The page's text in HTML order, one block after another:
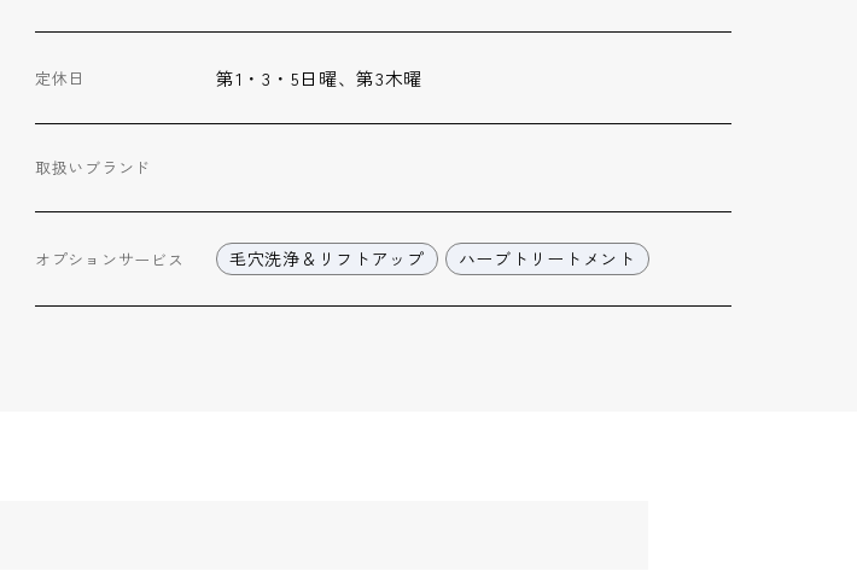
定休日 第1・3・5日曜、第3木曜
取扱いブランド
オプションサービス 毛穴洗浄＆リフトアップ ハーブトリートメント